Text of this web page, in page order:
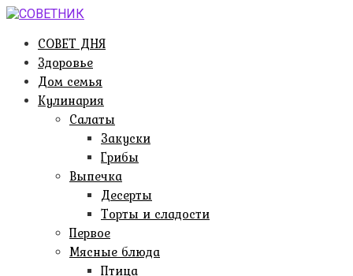
Перейти
контентуСОВЕТ ДНЯ
Здоровье
Дом семья
Кулинария
Салаты
Закуски
Грибы
Выпечка
Десерты
Торты и сладости
Первое
Мясные блюда
Птица